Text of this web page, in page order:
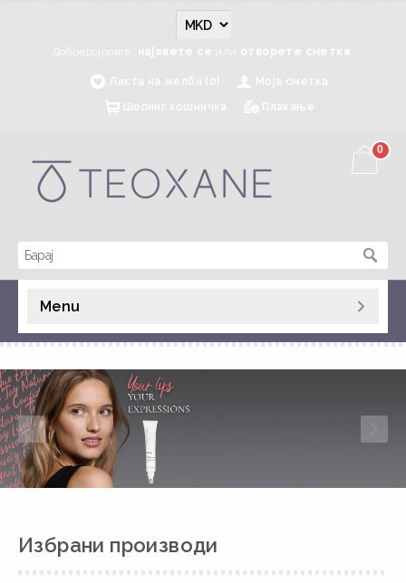
Добредојдовте, најавете се или отворете сметка
Листа на желби (0)
Моја сметка
Шопинг кошничка
Плаќање
0
Menu
Избрани производи